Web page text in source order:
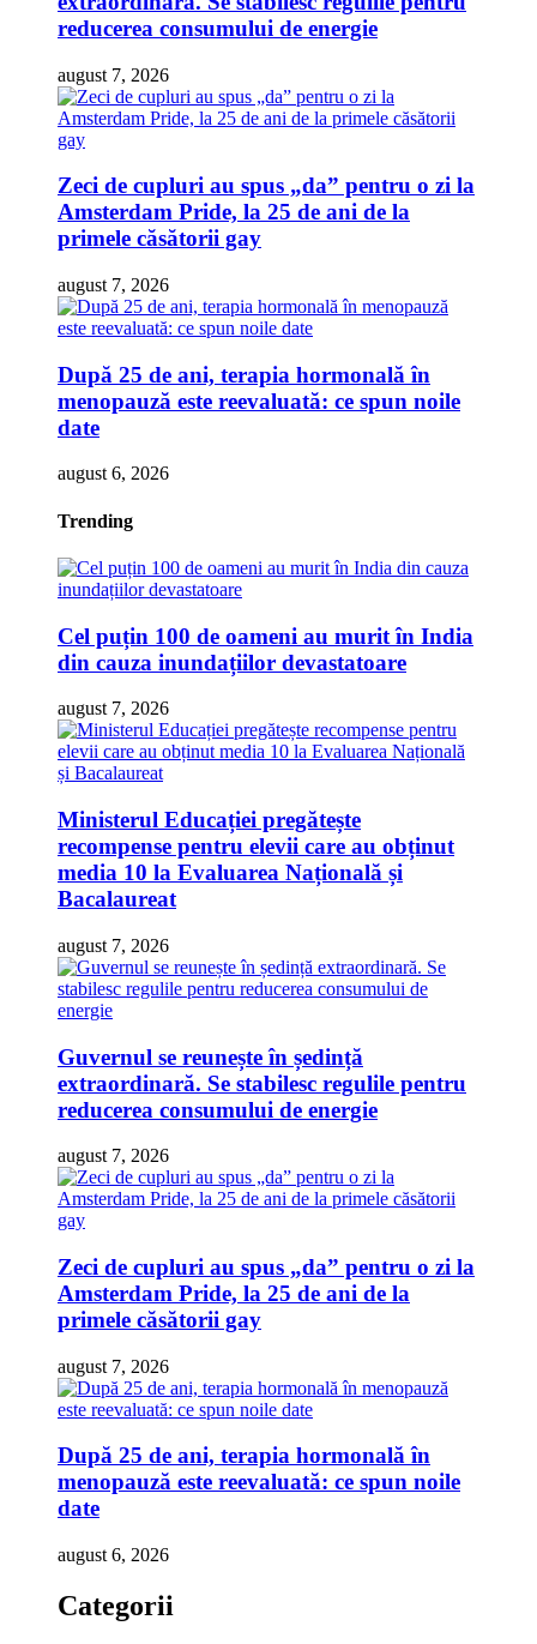
reducerea consumului de energie
august 7, 2026
Zeci de cupluri au spus „da” pentru o zi la
Amsterdam Pride, la 25 de ani de la
primele căsătorii gay
august 7, 2026
După 25 de ani, terapia hormonală în
menopauză este reevaluată: ce spun noile
date
august 6, 2026
Trending
Cel puțin 100 de oameni au murit în India
din cauza inundațiilor devastatoare
august 7, 2026
Ministerul Educației pregătește
recompense pentru elevii care au obținut
media 10 la Evaluarea Națională și
Bacalaureat
august 7, 2026
Guvernul se reunește în ședință
extraordinară. Se stabilesc regulile pentru
reducerea consumului de energie
august 7, 2026
Zeci de cupluri au spus „da” pentru o zi la
Amsterdam Pride, la 25 de ani de la
primele căsătorii gay
august 7, 2026
După 25 de ani, terapia hormonală în
menopauză este reevaluată: ce spun noile
date
august 6, 2026
Categorii